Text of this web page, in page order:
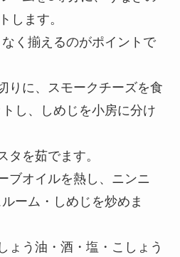
します。
く揃えるのがポイントで
りに、スモークチーズを食
し、しめじを小房に分け
タを茹でます。
ブオイルを熱し、ニンニ
ーム・しめじを炒めま
ょう油・酒・塩・こしょう